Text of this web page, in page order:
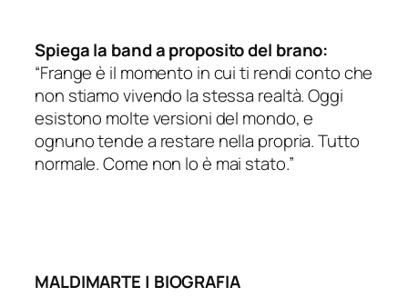
Spiega la band a proposito del brano:
“Frange è il momento in cui ti rendi conto che
non stiamo vivendo la stessa realtà. Oggi
esistono molte versioni del mondo, e
ognuno tende a restare nella propria. Tutto
normale. Come non lo è mai stato.”
MALDIMARTE | BIOGRAFIA